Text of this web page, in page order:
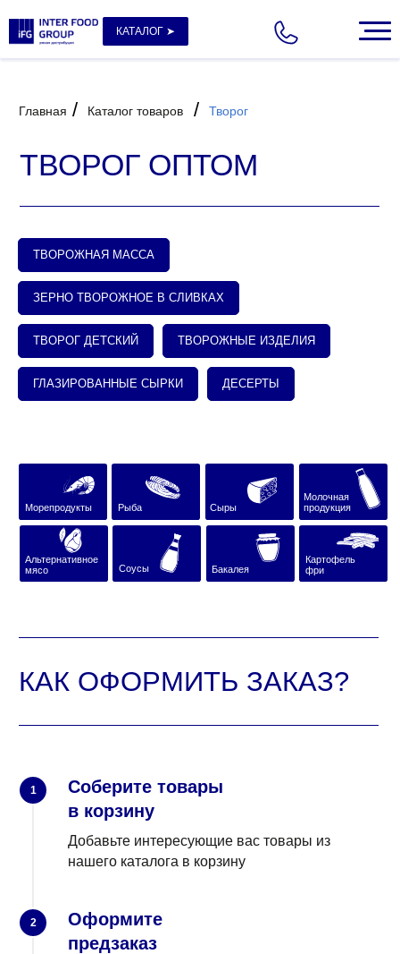
КАТАЛОГ ➤
ТВОРОГ ОПТОМ
ТВОРОЖНАЯ МАССА
ЗЕРНО ТВОРОЖНОЕ В СЛИВКАХ
ТВОРОГ ДЕТСКИЙ ТВОРОЖНЫЕ ИЗДЕЛИЯ
ГЛАЗИРОВАННЫЕ СЫРКИ ДЕСЕРТЫ
Альтернативное
КАК ОФОРМИТЬ ЗАКАЗ?
1
Соберите товары
в корзину
Добавьте интересующие вас товары из
нашего каталога в корзину
2
Оформите
предзаказ